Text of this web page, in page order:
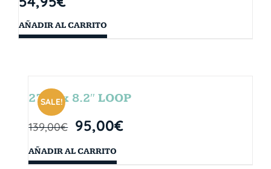
AÑADIR AL CARRITO
SALE!
27.5″ x 8.2″ LOOP
139,00€ 95,00€
AÑADIR AL CARRITO